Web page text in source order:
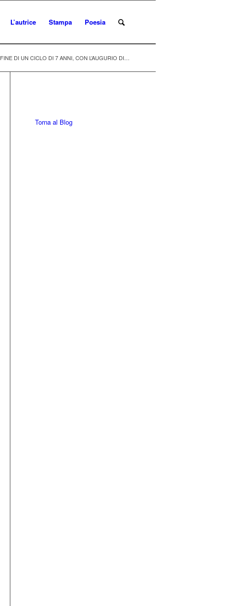
L’autrice Stampa Poesia
FINE DI UN CICLO DI 7 ANNI, CON L’AUGURIO DI…
Torna al Blog